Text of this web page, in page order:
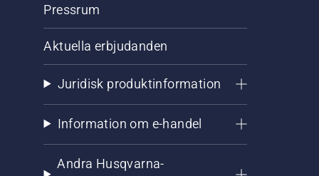
Pressrum
Aktuella erbjudanden
Juridisk produktinformation
Information om e-handel
Andra Husqvarna-